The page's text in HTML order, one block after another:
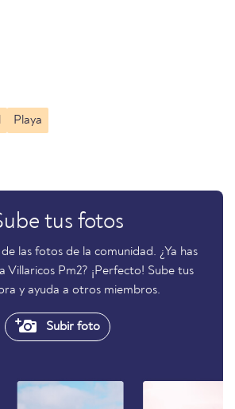
Playa
tus fotos
las fotos de la comunidad. ¿Ya has
Villaricos Pm2? ¡Perfecto! Sube tus
y ayuda a otros miembros.
Subir foto